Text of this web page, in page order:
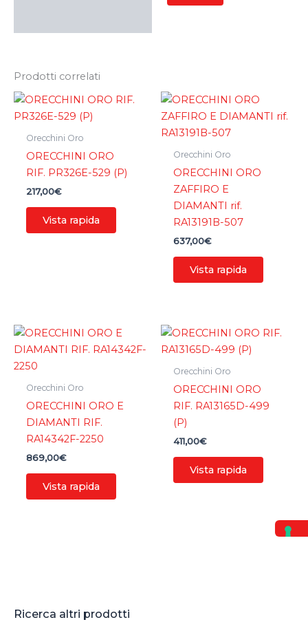
Ricerca altri prodotti
Prodotti correlati
Orecchini Oro
ORECCHINI ORO
RIF. PR326E-529 (P)
217,00€
Vista rapida
Orecchini Oro
ORECCHINI ORO
ZAFFIRO E
DIAMANTI rif.
RA13191B-507
637,00€
Vista rapida
Orecchini Oro
ORECCHINI ORO E
DIAMANTI RIF.
RA14342F-2250
869,00€
Vista rapida
Orecchini Oro
ORECCHINI ORO
RIF. RA13165D-499
(P)
411,00€
Vista rapida